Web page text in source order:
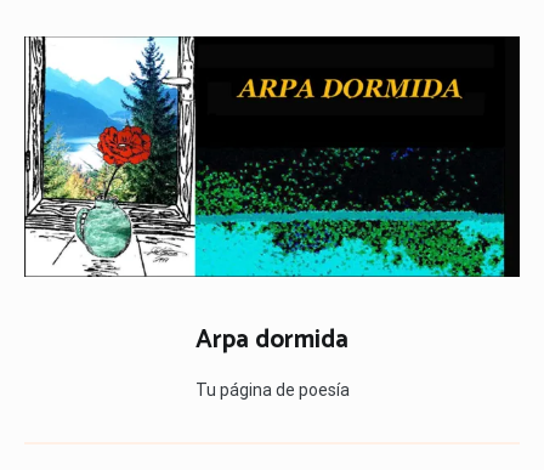
contenido
Arpa dormida
Tu página de poesía